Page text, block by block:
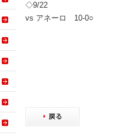
◇9/22
vs アネーロ 10-0○